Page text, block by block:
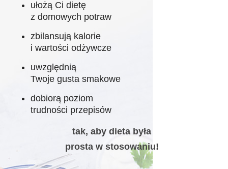
ułożą Ci dietę
z domowych potraw
zbilansują kalorie
i wartości odżywcze
uwzględnią
Twoje gusta smakowe
dobiorą poziom
trudności przepisów
tak, aby dieta była
prosta w stosowaniu!